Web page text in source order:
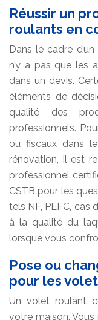
Réussir un
roulants en
Dans le cadre
n’y a pas que les
dans un devis.
éléments de
qualité des
professionnels.
ou fiscaux dans
rénovation, il est
professionnel
CSTB pour les
tels NF, PEFC, cas
à la qualité du
lorsque vous
Pose ou
pour les
Un volet roulant
votre maison.